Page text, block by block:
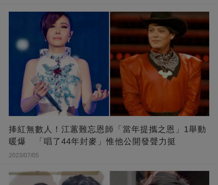
捧紅無數人！江蕙難忘恩師「當年提攜之恩」1舉動
暖爆 「唱了44年封麥」惟他公開發聲力挺
2023/07/05